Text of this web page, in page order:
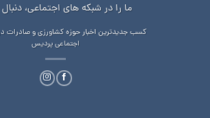
ما را در شبکه های اجتماعی،
کسب جدیدترین اخبار حوزه کشاورزی و صادرات
اجتماعی پردیس